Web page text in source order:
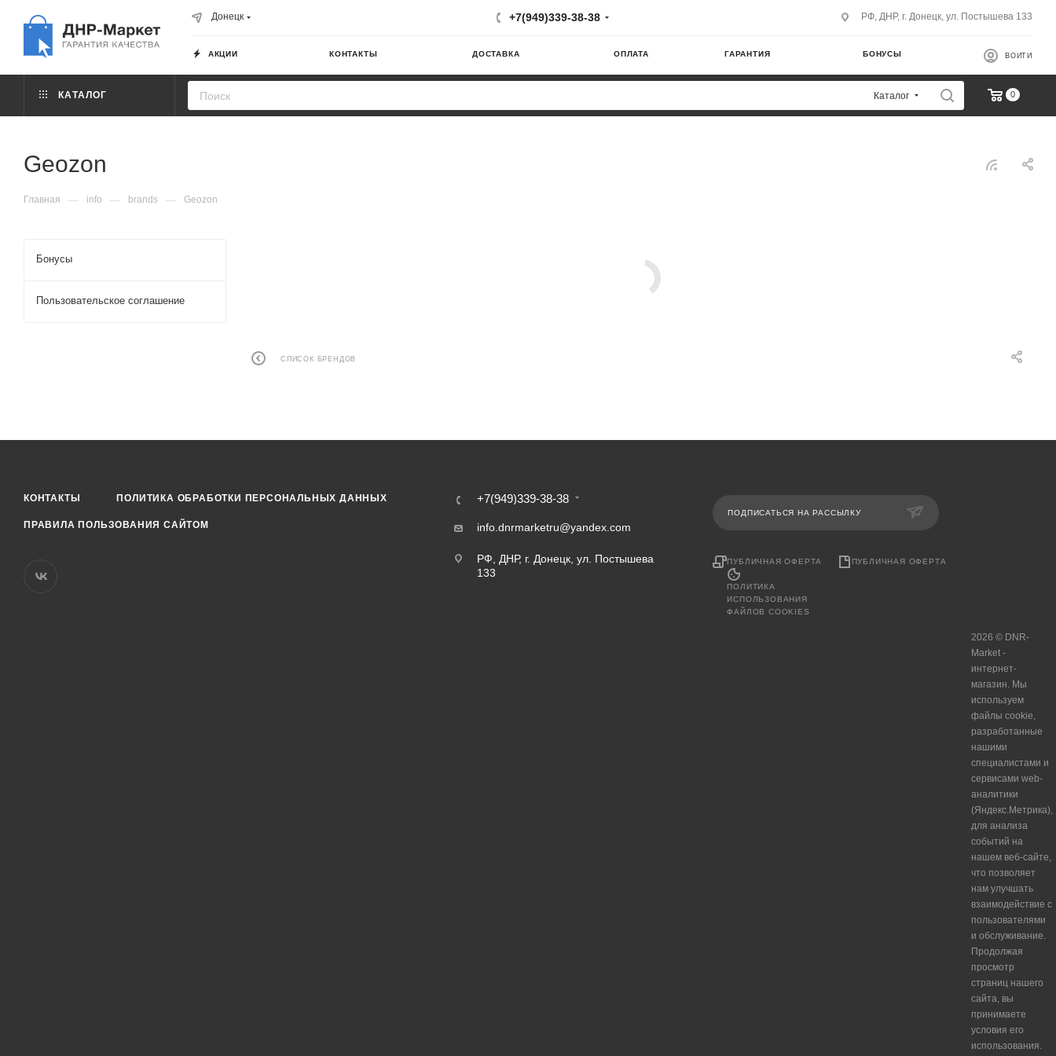
Донецк +7(949)339-38-38 РФ, ДНР, г. Донецк, ул. Постышева 133
АКЦИИ КОНТАКТЫ ДОСТАВКА ОПЛАТА ГАРАНТИЯ БОНУСЫ ВОЙТИ
КАТАЛОГ Каталог 0
Geozon
Главная — info — brands — Geozon
СПИСОК БРЕНДОВ
Бонусы
Пользовательское соглашение
КОНТАКТЫ ПОЛИТИКА ОБРАБОТКИ ПЕРСОНАЛЬНЫХ ДАННЫХ
ПРАВИЛА ПОЛЬЗОВАНИЯ САЙТОМ
+7(949)339-38-38
info.dnrmarketru@yandex.com
РФ, ДНР, г. Донецк, ул. Постышева
133
ПОДПИСАТЬСЯ НА РАССЫЛКУ
ПУБЛИЧНАЯ ОФЕРТА
ПОЛИТИКА
ИСПОЛЬЗОВАНИЯ
ФАЙЛОВ COOKIES
ПУБЛИЧНАЯ ОФЕРТА
2026 © DNR-
Market -
интернет-
магазин. Мы
используем
файлы cookie,
разработанные
нашими
специалистами и
сервисами web-
аналитики
(Яндекс.Метрика),
для анализа
событий на
нашем веб-сайте,
что позволяет
нам улучшать
взаимодействие с
пользователями
и обслуживание.
Продолжая
просмотр
страниц нашего
сайта, вы
принимаете
условия его
использования.